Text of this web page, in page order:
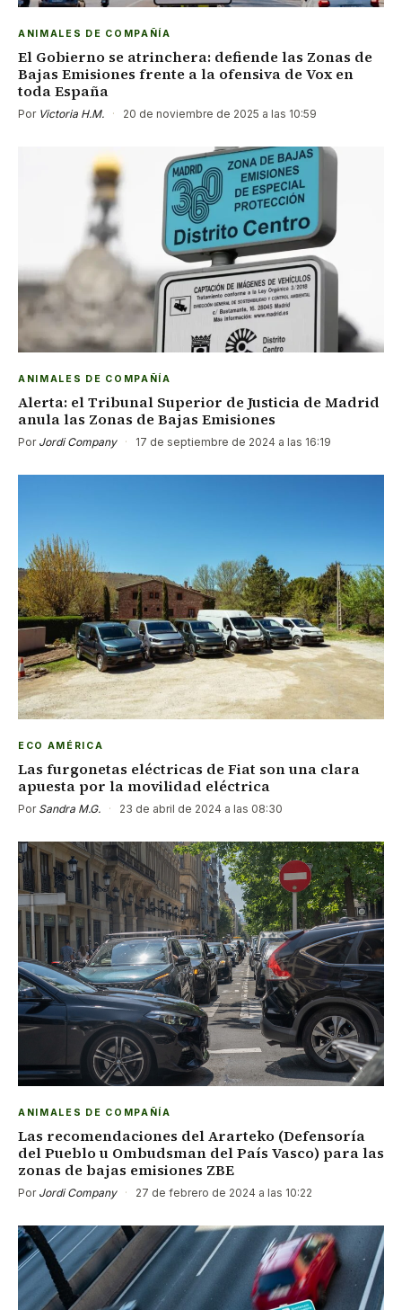
ANIMALES DE COMPAÑÍA
El Gobierno se atrinchera: defiende las Zonas de
Bajas Emisiones frente a la ofensiva de Vox en
toda España
Por Victoria H.M. · 20 de noviembre de 2025 a las 10:59
ANIMALES DE COMPAÑÍA
Alerta: el Tribunal Superior de Justicia de Madrid
anula las Zonas de Bajas Emisiones
Por Jordi Company · 17 de septiembre de 2024 a las 16:19
ECO AMÉRICA
Las furgonetas eléctricas de Fiat son una clara
apuesta por la movilidad eléctrica
Por Sandra M.G. · 23 de abril de 2024 a las 08:30
ANIMALES DE COMPAÑÍA
Las recomendaciones del Ararteko (Defensoría
del Pueblo u Ombudsman del País Vasco) para las
zonas de bajas emisiones ZBE
Por Jordi Company · 27 de febrero de 2024 a las 10:22